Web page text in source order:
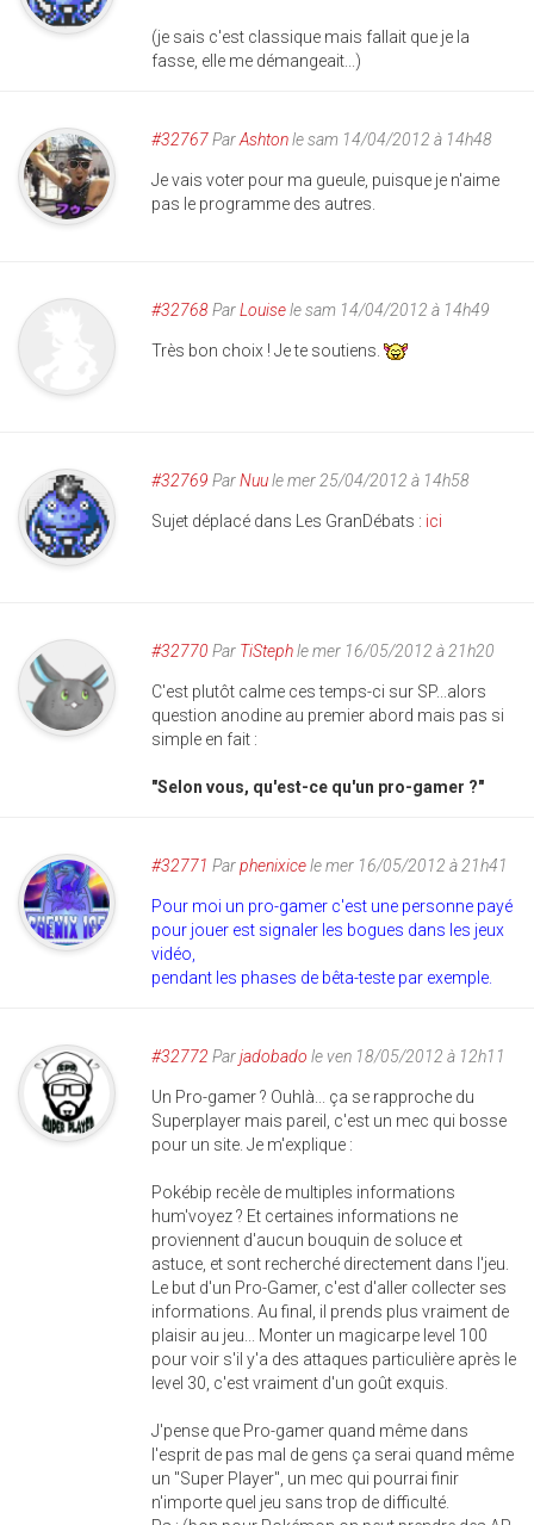
(je sais c'est classique mais fallait que je la
fasse, elle me démangeait...)
#32767ParAshtonle sam 14/04/2012 à 14h48
Je vais voter pour ma gueule, puisque je n'aime
pas le programme des autres.
#32768ParLouisele sam 14/04/2012 à 14h49
Très bon choix ! Je te soutiens.
#32769 ParNuule mer 25/04/2012 à 14h58
Sujet déplacé dans Les GranDébats : ici
#32770 Par TiStephle mer 16/05/2012 à 21h20
C'est plutôt calme ces temps-ci sur SP...alors
question anodine au premier abord mais pas si
simple en fait :
"Selon vous, qu'est-ce qu'un pro-gamer ?"
#32771 Parphenixicele mer 16/05/2012 à 21h41
Pour moi un pro-gamer c'est une personne payé
pour jouer est signaler les bogues dans les jeux
vidéo,
pendant les phases de bêta-teste par exemple.
#32772 Parjadobado le ven 18/05/2012 à 12h11
Un Pro-gamer ? Ouhlà... ça se rapproche du
Superplayer mais pareil, c'est un mec qui bosse
pour un site. Je m'explique :
Pokébip recèle de multiples informations
hum'voyez ? Et certaines informations ne
proviennent d'aucun bouquin de soluce et
astuce, et sont recherché directement dans l'jeu.
Le but d'un Pro-Gamer, c'est d'aller collecter ses
informations. Au final, il prends plus vraiment de
plaisir au jeu... Monter un magicarpe level 100
pour voir s'il y'a des attaques particulière après le
level 30, c'est vraiment d'un goût exquis.
J'pense que Pro-gamer quand même dans
l'esprit de pas mal de gens ça serai quand même
un "Super Player", un mec qui pourrai finir
n'importe quel jeu sans trop de difficulté.